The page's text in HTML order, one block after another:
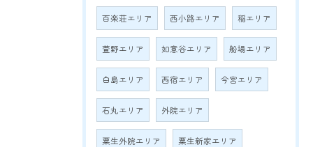
百楽荘エリア 西小路エリア 稲エリア
萱野エリア 如意谷エリア 船場エリア
白島エリア 西宿エリア 今宮エリア
石丸エリア 外院エリア
粟生外院エリア 粟生新家エリア